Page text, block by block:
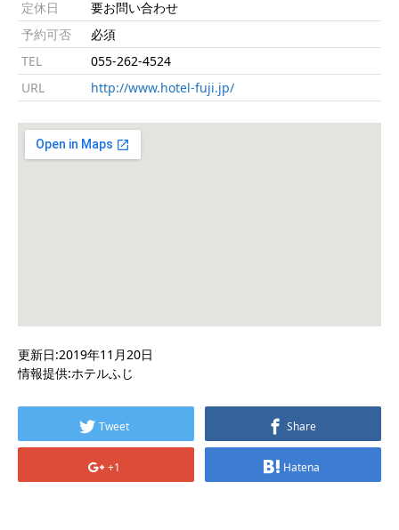
定休日
要お問い合わせ
予約可否
必須
TEL
055-262-4524
URL
http://www.hotel-fuji.jp/
更新日:2019年11月20日
情報提供:ホテルふじ
Tweet Share
+1 Hatena